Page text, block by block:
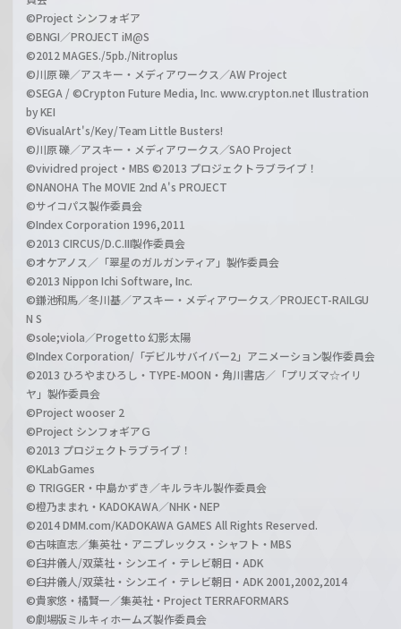
©Project シンフォギア
©BNGI／PROJECT iM@S
©2012 MAGES./5pb./Nitroplus
©川原 礫／アスキー・メディアワークス／AW Project
©SEGA / ©Crypton Future Media, Inc. www.crypton.net Illustration
by KEI
©VisualArt's/Key/Team Little Busters!
©川原 礫／アスキー・メディアワークス／SAO Project
©vividred project・MBS ©2013 プロジェクトラブライブ！
©NANOHA The MOVIE 2nd A's PROJECT
©サイコパス製作委員会
©Index Corporation 1996,2011
©2013 CIRCUS/D.C.III製作委員会
©オケアノス／「翠星のガルガンティア」製作委員会
©2013 Nippon Ichi Software, Inc.
©鎌池和馬／冬川基／アスキー・メディアワークス／PROJECT-RAILGU
N S
©sole;viola／Progetto 幻影太陽
©Index Corporation/「デビルサバイバー2」アニメーション製作委員会
©2013 ひろやまひろし・TYPE-MOON・角川書店／「プリズマ☆イリ
ヤ」製作委員会
©Project wooser 2
©Project シンフォギアＧ
©2013 プロジェクトラブライブ！
©KLabGames
© TRIGGER・中島かずき／キルラキル製作委員会
©橙乃ままれ・KADOKAWA／NHK・NEP
©2014 DMM.com/KADOKAWA GAMES All Rights Reserved.
©古味直志／集英社・アニプレックス・シャフト・MBS
©臼井儀人/双葉社・シンエイ・テレビ朝日・ADK
©臼井儀人/双葉社・シンエイ・テレビ朝日・ADK 2001,2002,2014
©貴家悠・橘賢一／集英社・Project TERRAFORMARS
©劇場版ミルキィホームズ製作委員会